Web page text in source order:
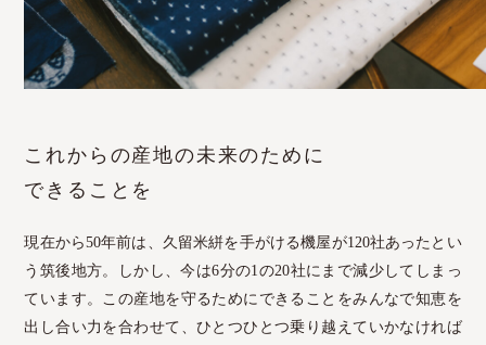
これからの産地の未来のために
できることを
現在から50年前は、久留米絣を手がける機屋が120社あったとい
う筑後地方。しかし、今は6分の1の20社にまで減少してしまっ
ています。この産地を守るためにできることをみんなで知恵を
出し合い力を合わせて、ひとつひとつ乗り越えていかなければ